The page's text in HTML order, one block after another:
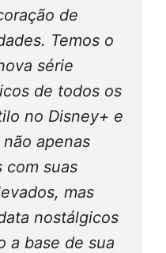
de
Temos o
série
de todos os
no Disney+ e
apenas
com suas
mas
nostálgicos
a base de sua